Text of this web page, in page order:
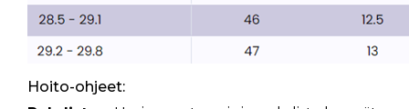
Hoito-ohjeet: